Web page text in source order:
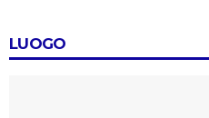
LUOGO